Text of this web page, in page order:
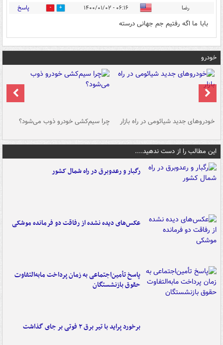
رضا ۰۶:۱۶ - ۱۴۰۰/۰۱/۰۲ 0 پاسخ
بابا ما اگه رفتیم جم جهانی درسته
خودرو
خودروهای جدید شیائومی در راه بازار چرا سیم‌کشی خودرو ذوب می‌شود؟
این مطالب را از دست ندهید....
رگبار و رعدوبرق در راه شمال کشور
عکس‌های دیده نشده از رفاقت دو فرمانده‌ موشکی
پاسخ تأمین‌اجتماعی به زمان پرداخت مابه‌التفاوت
حقوق بازنشستگان
برخورد پراید با تیر برق ۲ فوتی بر جای گذاشت